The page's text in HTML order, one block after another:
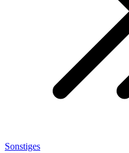
Sonstiges